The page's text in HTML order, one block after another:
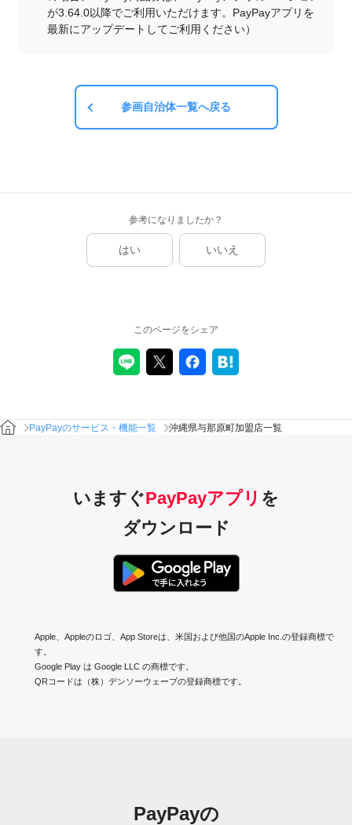
が3.64.0以降でご利用いただけます。PayPayアプリを
最新にアップデートしてご利用ください）
参画自治体一覧へ戻る
参考になりましたか？
はい いいえ
このページをシェア
PayPayのサービス・機能一覧 沖縄県与那原町加盟店一覧
いますぐPayPayアプリ を
ダウンロード
Apple、Appleのロゴ、App Storeは、米国および他国のApple Inc.の登録商標で
す。
Google Play は Google LLC の商標です。
QRコードは（株）デンソーウェーブの登録商標です。
PayPayの